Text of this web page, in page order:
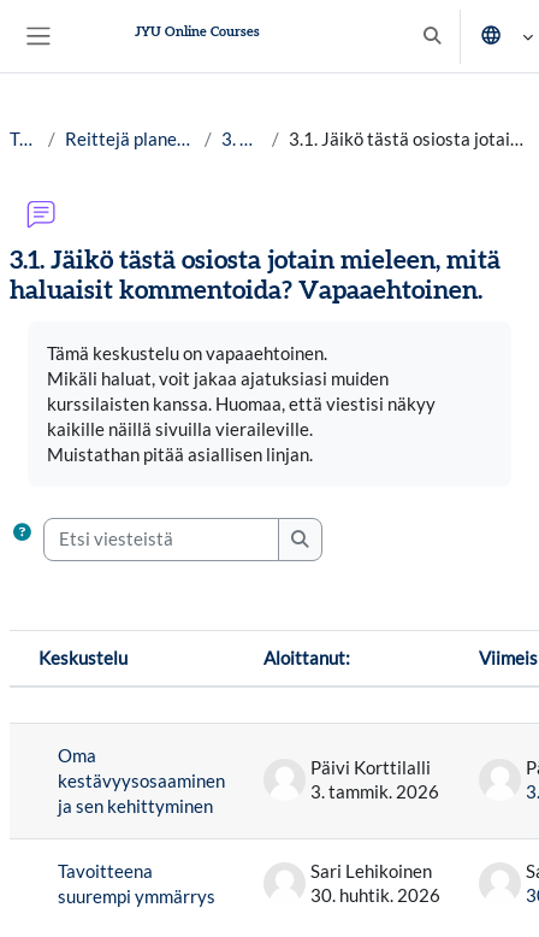
JYU Online Courses
Vaihda
Työpöytä Reittejä planetaariseen hyvinvointiin lv. 25-26 3. Reitit ja kartat 3.1. Jäikö tästä osiosta jotain mieleen, mitä haluaisit kommentoida? Vapaaehtoinen.
3.1. Jäikö tästä osiosta jotain mieleen, mitä
haluaisit kommentoida? Vapaaehtoinen.
Tämä keskustelu on vapaaehtoinen.
Mikäli haluat, voit jakaa ajatuksiasi muiden
kurssilaisten kanssa. Huomaa, että viestisi näkyy
kaikille näillä sivuilla vieraileville.
Muistathan pitää asiallisen linjan.
Etsi viesteistä
Etsi viesteistä
Tilanne
Keskustelu Aloittanut:
Oma
kestävyysosaaminen
ja sen kehittyminen
Päivi Korttilalli
3. tammik. 2026
Tavoitteena
suurempi ymmärrys
Sari Lehikoinen
30. huhtik. 2026